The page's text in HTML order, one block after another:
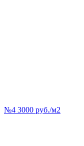
№4 3000 руб./м2